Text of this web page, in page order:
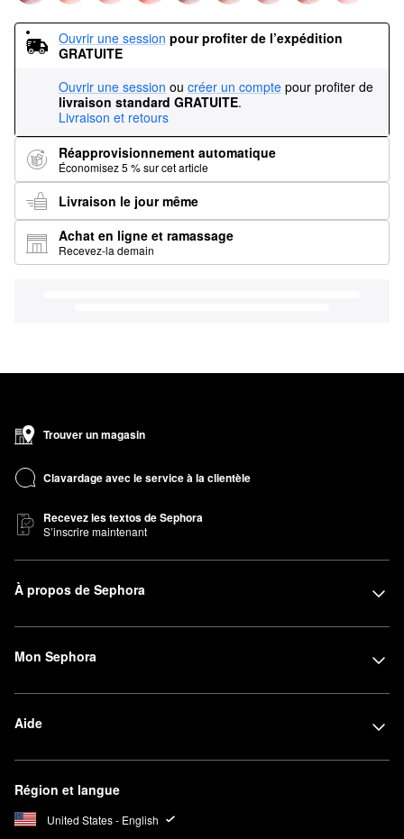
Ouvrir une session pour profiter de l’expédition
GRATUITE
Ouvrir une session ou créer un compte pour profiter de
livraison standard GRATUITE.
Livraison et retours
Réapprovisionnement automatique
Économisez 5 % sur cet article
Livraison le jour même
Achat en ligne et ramassage
Recevez-la demain
Trouver un magasin
Clavardage avec le service à la clientèle
Recevez les textos de Sephora
S’inscrire maintenant
À propos de Sephora
Mon Sephora
Aide
Région et langue
United States - English